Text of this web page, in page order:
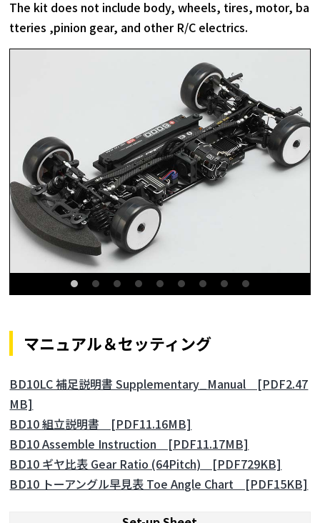
The kit does not include body, wheels, tires, motor, ba
tteries ,pinion gear, and other R/C electrics.
マニュアル＆セッティング
BD10LC 補足説明書 Supplementary_Manual [PDF2.47
MB]
BD10 組立説明書 [PDF11.16MB]
BD10 Assemble Instruction [PDF11.17MB]
BD10 ギヤ比表 Gear Ratio (64Pitch) [PDF729KB]
BD10 トーアングル早見表 Toe Angle Chart [PDF15KB]